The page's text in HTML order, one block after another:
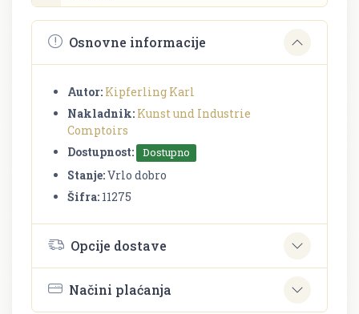
Osnovne informacije
Autor: Kipferling Karl
Nakladnik: Kunst und Industrie
Comptoirs
Dostupnost:
Dostupno
Stanje:Vrlo dobro
Šifra: 11275
Opcije dostave
Načini plaćanja